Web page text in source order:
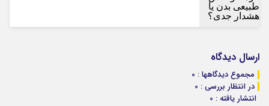
ارسال دیدگاه
مجموع دیدگاهها : 0
در انتظار بررسی : 0
انتشار یافته : 0